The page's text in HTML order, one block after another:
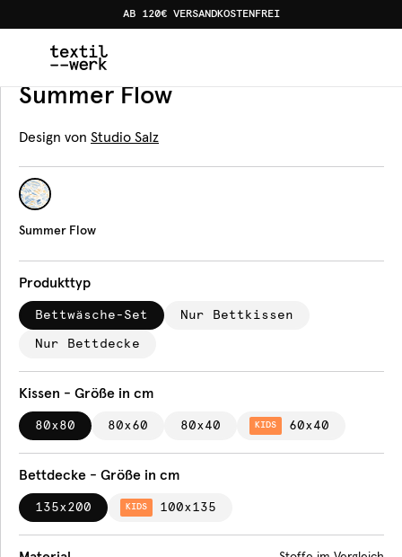
AB 120€ VERSANDKOSTENFREI
Produkte Bettwäsche Summer Flow
Bettwäsche
Summer Flow
Design von Studio Salz
Summer Flow
Produkttyp
Bettwäsche-Set Nur Bettkissen
Nur Bettdecke
Kissen - Größe in cm
80x80 80x60 80x40 KIDS 60x40
Bettdecke - Größe in cm
135x200 KIDS 100x135